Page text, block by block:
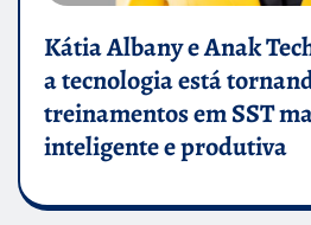
Kátia Albany e Anak
a tecnologia está
treinamentos em SST
inteligente e produtiva